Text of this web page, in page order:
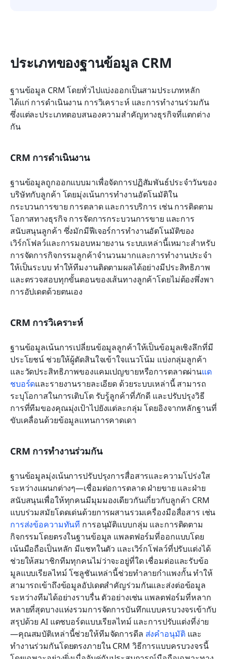
ประเภทของฐานข้อมูล CRM
ฐานข้อมูล CRM โดยทั่วไปแบ่งออกเป็นสามประเภทหลัก
ได้แก่ การดำเนินงาน การวิเคราะห์ และการทำงานร่วมกัน
ซึ่งแต่ละประเภทตอบสนองความสำคัญทางธุรกิจที่แตกต่าง
กัน
CRM การดำเนินงาน
ฐานข้อมูลถูกออกแบบมาเพื่อจัดการปฏิสัมพันธ์ประจำวันของ
บริษัทกับลูกค้า โดยมุ่งเน้นการทำงานอัตโนมัติใน
กระบวนการขาย การตลาด และการบริการ เช่น การติดตาม
โอกาสทางธุรกิจ การจัดการกระบวนการขาย และการ
สนับสนุนลูกค้า ซึ่งมักมีฟีเจอร์การทำงานอัตโนมัติของ
เวิร์กโฟลว์และการมอบหมายงาน ระบบเหล่านี้เหมาะสำหรับ
การจัดการกิจกรรมลูกค้าจำนวนมากและการทำงานประจำ
ให้เป็นระบบ ทำให้ทีมงานติดตามผลได้อย่างมีประสิทธิภาพ
และตรวจสอบทุกขั้นตอนของเส้นทางลูกค้าโดยไม่ต้องพึ่งพา
การอัปเดตด้วยตนเอง
CRM การวิเคราะห์
ฐานข้อมูลเน้นการเปลี่ยนข้อมูลลูกค้าให้เป็นข้อมูลเชิงลึกที่มี
ประโยชน์ ช่วยให้ผู้ตัดสินใจเข้าใจแนวโน้ม แบ่งกลุ่มลูกค้า
และวัดประสิทธิภาพของแคมเปญขายหรือการตลาดผ่านแด
ชบอร์ดและรายงานรายละเอียด ด้วยระบบเหล่านี้ สามารถ
ระบุโอกาสในการเติบโต รับรู้ลูกค้าที่ภักดี และปรับปรุงวิธี
การที่ทีมของคุณมุ่งเป้าไปยังแต่ละกลุ่ม โดยอิงจากหลักฐานที่
ขับเคลื่อนด้วยข้อมูลแทนการคาดเดา
CRM การทำงานร่วมกัน
ฐานข้อมูลมุ่งเน้นการปรับปรุงการสื่อสารและความโปร่งใส
ระหว่างแผนกต่างๆ—เชื่อมต่อการตลาด ฝ่ายขาย และฝ่าย
สนับสนุนเพื่อให้ทุกคนมีมุมมองเดียวกันเกี่ยวกับลูกค้า CRM
การส่งข้อความทันที การอนุมัติแบบกลุ่ม และการติดตาม
กิจกรรมโดยตรงในฐานข้อมูล แพลตฟอร์มที่ออกแบบโดย
เน้นมือถือเป็นหลัก มีแชทในตัว และเวิร์กโฟลว์ที่ปรับแต่งได้
ช่วยให้สมาชิกทีมทุกคนไม่ว่าจะอยู่ที่ใด เชื่อมต่อและรับข้อ
มูลแบบเรียลไทม์ โซลูชันเหล่านี้ช่วยทำลายกำแพงกั้น ทำให้
สามารถเข้าถึงข้อมูลอัปเดตสำคัญร่วมกันและส่งต่อข้อมูล
ระหว่างทีมได้อย่างราบรื่น ตัวอย่างเช่น แพลตฟอร์มที่หลาก
หลายที่สุดบางแห่งรวมการจัดการบันทึกแบบครบวงจรเข้ากับ
สรุปด้วย AI แดชบอร์ดแบบเรียลไทม์ และการปรับแต่งที่ง่าย
—คุณสมบัติเหล่านี้ช่วยให้ทีมจัดการดีล ส่งคำอนุมัติ และ
ทำงานร่วมกันโดยตรงภายใน CRM วิธีการแบบครบวงจรนี้